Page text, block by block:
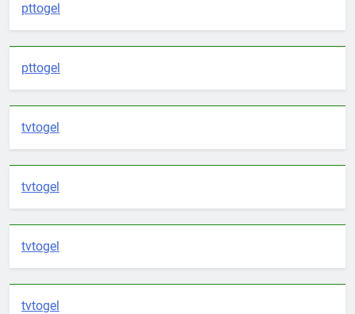
pttogel
pttogel
tvtogel
tvtogel
tvtogel
tvtogel